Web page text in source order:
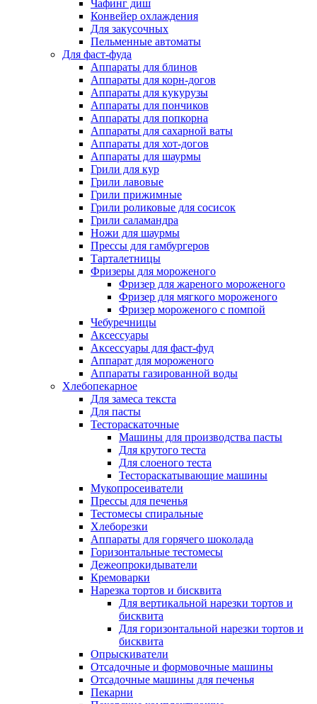
Чафинг диш
Конвейер охлаждения
Для закусочных
Пельменные автоматы
Для фаст-фуда
Аппараты для блинов
Аппараты для корн-догов
Аппараты для кукурузы
Аппараты для пончиков
Аппараты для попкорна
Аппараты для сахарной ваты
Аппараты для хот-догов
Аппараты для шаурмы
Грили для кур
Грили лавовые
Грили прижимные
Грили роликовые для сосисок
Грили саламандра
Ножи для шаурмы
Прессы для гамбургеров
Тарталетницы
Фризеры для мороженого
Фризер для жареного мороженого
Фризер для мягкого мороженого
Фризер мороженого с помпой
Чебуречницы
Аксессуары
Аксессуары для фаст-фуд
Аппарат для мороженого
Аппараты газированной воды
Хлебопекарное
Для замеса текста
Для пасты
Тестораскаточные
Машины для производства пасты
Для крутого теста
Для слоеного теста
Тестораскатывающие машины
Мукопросеиватели
Прессы для печенья
Тестомесы спиральные
Хлеборезки
Аппараты для горячего шоколада
Горизонтальные тестомесы
Дежеопрокидыватели
Кремоварки
Нарезка тортов и бисквита
Для вертикальной нарезки тортов и
бисквита
Для горизонтальной нарезки тортов и
бисквита
Опрыскиватели
Отсадочные и формовочные машины
Отсадочные машины для печенья
Пекарни